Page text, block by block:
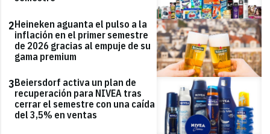
2Heineken aguanta el pulso a la
inflación en el primer semestre
de 2026 gracias al empuje de su
gama premium
3Beiersdorf activa un plan de
recuperación para NIVEA tras
cerrar el semestre con una caída
del 3,5% en ventas